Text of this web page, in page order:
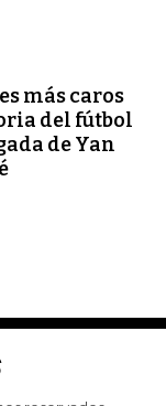
más caros
del fútbol
de Yan